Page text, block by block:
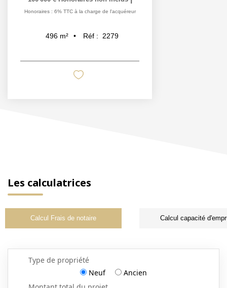
Honoraires : 6% TTC à la charge de l'acquéreur
496 m² Réf : 2279
Les calculatrices
Calcul Frais de notaire Calcul capacité